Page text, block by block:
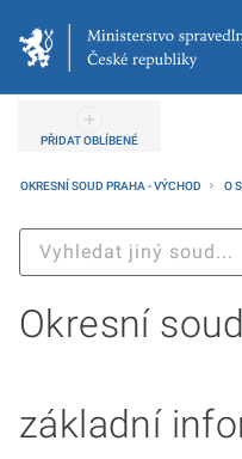
PŘIDAT OBLÍBENÉ
OKRESNÍ SOUD PRAHA - VÝCHOD O
Okresní
základní